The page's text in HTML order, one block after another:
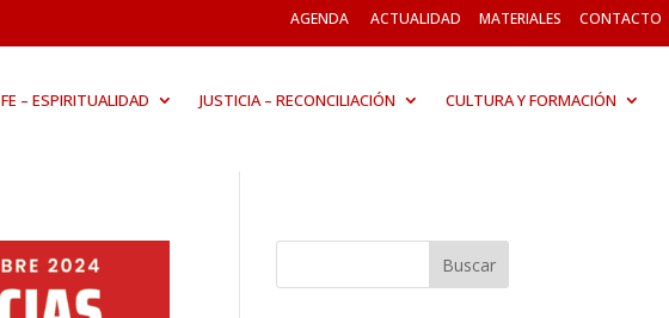
AGENDA ACTUALIDAD MATERIALES CONTACTO
FE – ESPIRITUALIDAD JUSTICIA – RECONCILIACIÓN CULTURA Y FORMACIÓN
Buscar